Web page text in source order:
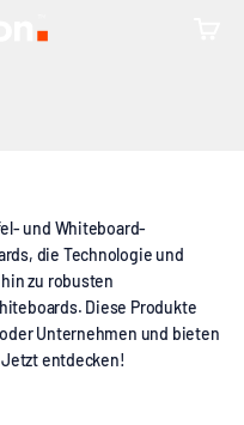
GmbH
Perfekt für jede
benötigt wird.
und Whiteboard-
die Technologie und
zu robusten
Diese Produkte
Unternehmen und bieten
entdecken!